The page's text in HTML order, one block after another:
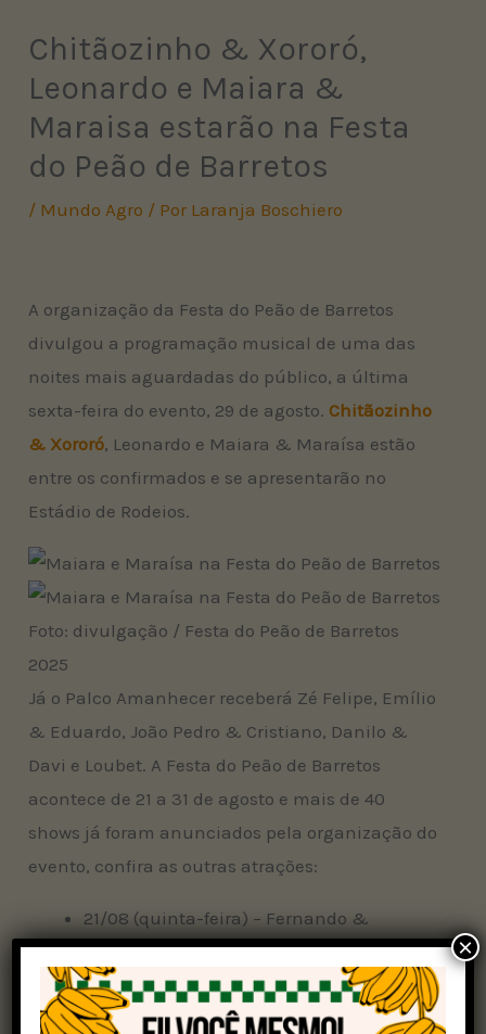
Chitãozinho & Xororó,
Leonardo e Maiara &
Maraisa estarão na Festa
do Peão de Barretos
/ Mundo Agro / Por Laranja Boschiero
A organização da Festa do Peão de Barretos
divulgou a programação musical de uma das
noites mais aguardadas do público, a última
sexta-feira do evento, 29 de agosto. Chitãozinho
& Xororó, Leonardo e Maiara & Maraísa estão
entre os confirmados e se apresentarão no
Estádio de Rodeios.
Foto: divulgação / Festa do Peão de Barretos
2025
Já o Palco Amanhecer receberá Zé Felipe, Emílio
& Eduardo, João Pedro & Cristiano, Danilo &
Davi e Loubet. A Festa do Peão de Barretos
acontece de 21 a 31 de agosto e mais de 40
shows já foram anunciados pela organização do
evento, confira as outras atrações:
21/08 (quinta-feira) – Fernando &
Sorocaba, Guilherme & Santiago, João
Bosco & Vinícius
×